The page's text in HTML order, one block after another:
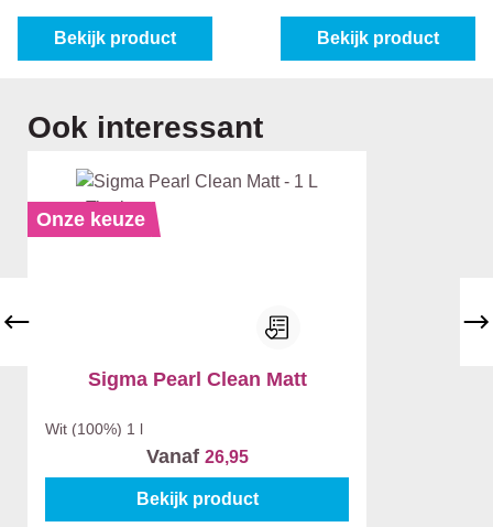
Bekijk product Bekijk product
Productgalerij overslaan
Ook interessant
Onze keuze
Sigma Pearl Clean Matt
Wit (100%) 1 l
Vanaf 26,95
Bekijk product